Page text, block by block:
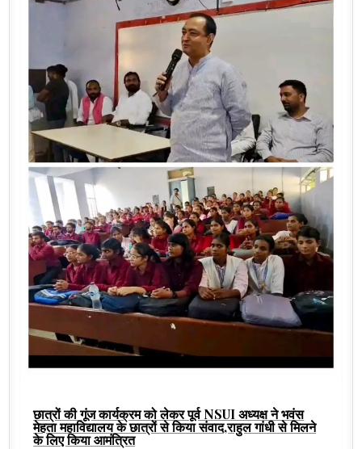
छात्रों की गूंज कार्यक्रम को लेकर पूर्व NSUI अध्यक्ष ने भवंस
मेहता महाविद्यालय के छात्रों से किया संवाद,राहुल गांधी से मिलने
के लिए किया आमंत्रित